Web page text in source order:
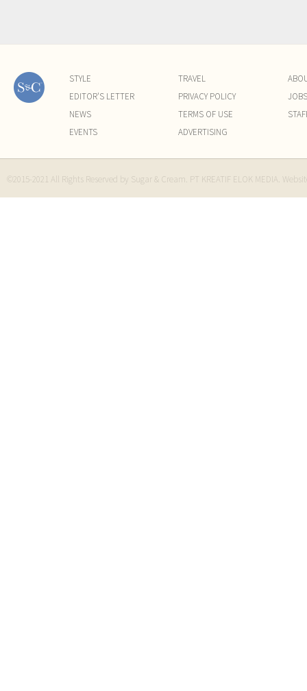
STYLE
EDITOR'S LETTER
NEWS
EVENTS
TRAVEL
PRIVACY POLICY
TERMS OF USE
ADVERTISING
JOBS
©2015-2021 All Rights Reserved by Sugar & Cream. PT KREATIF ELOK MEDIA.